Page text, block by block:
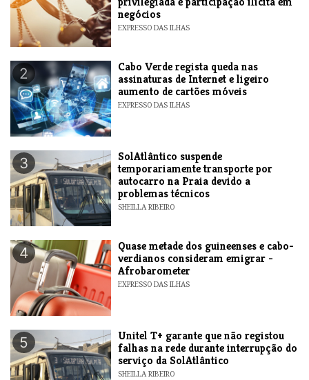
negócios
EXPRESSO DAS ILHAS
2
Cabo Verde regista queda nas
assinaturas de Internet e ligeiro
aumento de cartões móveis
EXPRESSO DAS ILHAS
3
SolAtlântico suspende
temporariamente transporte por
autocarro na Praia devido a
problemas técnicos
SHEILLA RIBEIRO
4
Quase metade dos guineenses e cabo-
verdianos consideram emigrar -
Afrobarometer
EXPRESSO DAS ILHAS
5
Unitel T+ garante que não registou
falhas na rede durante interrupção do
serviço da SolAtlântico
SHEILLA RIBEIRO